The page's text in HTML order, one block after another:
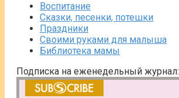
Воспитание
Сказки, песенки, потешки
Праздники
Своими руками для малыша
Библиотека мамы
Подписка на еженедельный журнал: